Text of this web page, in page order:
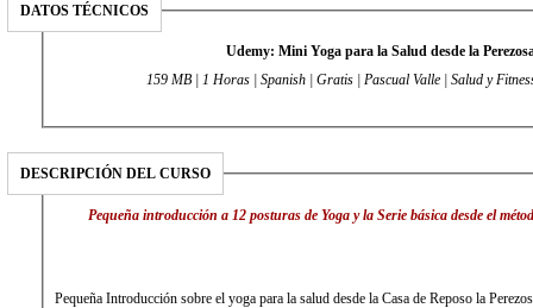
DATOS TÉCNICOS
Udemy: Mini Yoga para la Salud desde la
159 MB | 1 Horas | Spanish | Gratis | Pascual Valle | Salud y
DESCRIPCIÓN DEL CURSO
Pequeña introducción a 12 posturas de Yoga y la Serie básica desde el
Pequeña Introducción sobre el yoga para la salud desde la Casa de Reposo la